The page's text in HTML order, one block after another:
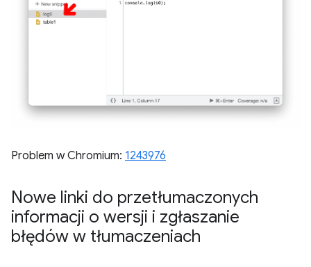
Problem w Chromium: 1243976
Nowe linki do przetłumaczonych
informacji o wersji i zgłaszanie
błędów w tłumaczeniach